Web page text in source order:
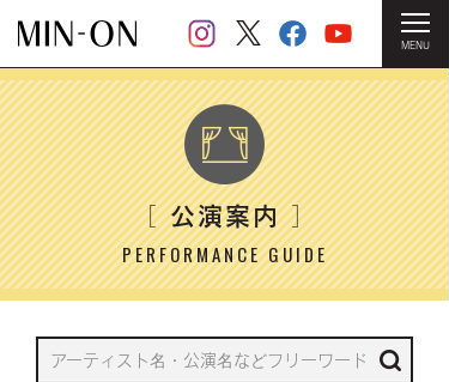
MENU
HOME ＞ 公演案内
［公演案内］
PERFORMANCE GUIDE